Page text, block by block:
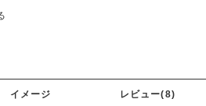
イメージ レビュー(8)